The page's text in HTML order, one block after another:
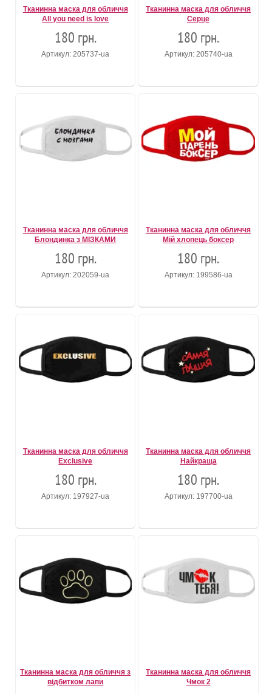
Тканинна маска для обличчя
All you need is love
180 грн.
Артикул: 205737-ua
Тканинна маска для обличчя
Серце
180 грн.
Артикул: 205740-ua
Тканинна маска для обличчя
Блондинка з МІЗКАМИ
180 грн.
Артикул: 202059-ua
Тканинна маска для обличчя
Мій хлопець боксер
180 грн.
Артикул: 199586-ua
Тканинна маска для обличчя
Exclusive
180 грн.
Артикул: 197927-ua
Тканинна маска для обличчя
Найкраща
180 грн.
Артикул: 197700-ua
Тканинна маска для обличчя з
відбитком лапи
Тканинна маска для обличчя
Чмок 2